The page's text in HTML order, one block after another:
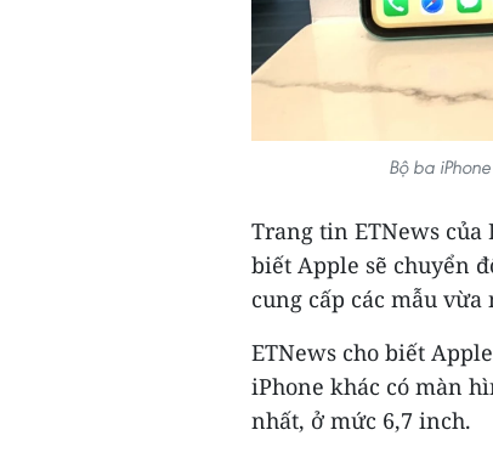
Bộ ba
Trang tin ETNews
biết Apple sẽ chuyển
cung cấp các mẫu
ETNews cho biết
iPhone khác có màn
nhất, ở mức 6,7 inch.